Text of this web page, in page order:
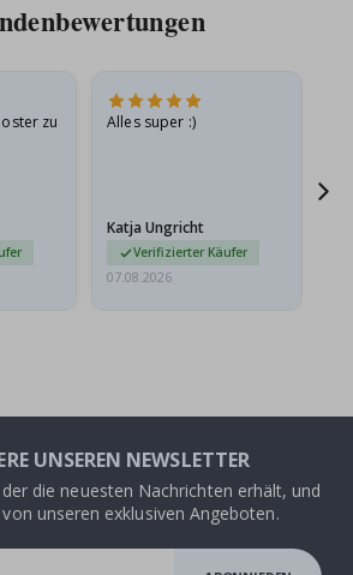
zu
Alles super :)
Katja Ungricht
Verifizierter Käufer
07.08.2026
UNSEREN NEWSLETTER
die neuesten Nachrichten erhält, und
unseren exklusiven Angeboten.